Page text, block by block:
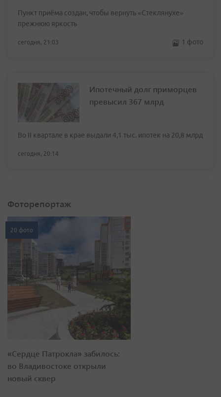
Пункт приёма создан, чтобы вернуть «Стеклянухе»
прежнюю яркость
сегодня, 21:03 1 фото
Ипотечный долг приморцев
превысил 367 млрд
Во II квартале в крае выдали 4,1 тыс. ипотек на 20,8 млрд
сегодня, 20:14
Фоторепортаж
20 фото
«Сердце Патрокла» забилось:
во Владивостоке открыли
новый сквер